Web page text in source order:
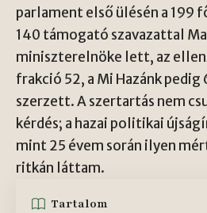
parlament első ülésén a 199
140 támogató szavazattal
miniszterelnöke lett, az
frakció 52, a Mi Hazánk
szerzett. A szertartás nem
kérdés; a hazai politikai
mint 25 évem során ilyen
ritkán láttam.
Tartalom